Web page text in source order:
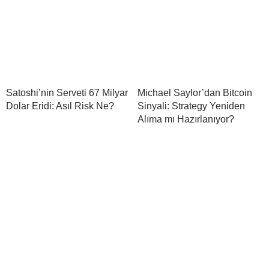
Satoshi’nin Serveti 67 Milyar
Dolar Eridi: Asıl Risk Ne?
Michael Saylor’dan Bitcoin
Sinyali: Strategy Yeniden
Alıma mı Hazırlanıyor?